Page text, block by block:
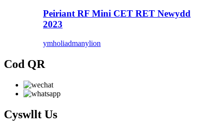
Peiriant RF Mini CET RET Newydd
2023
ymholiadmanylion
Cod QR
Cyswllt Us